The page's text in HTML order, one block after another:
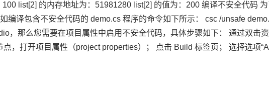
list[2] 的内存地址为：51981280 list[2] 的值为：200 编译不安全代码
编译包含不安全代码的 demo.cs 程序的命令如下所示： csc /unsafe
，那么您需要在项目属性中启用不安全代码，具体步骤如下： 通过双击
，打开项目属性（project properties）； 点击 Build 标签页； 选择选项